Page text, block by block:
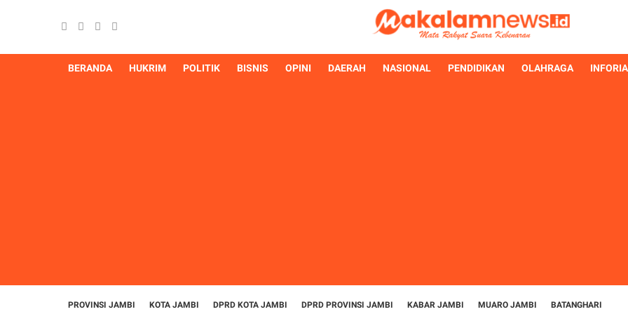
BERANDA HUKRIM POLITIK BISNIS OPINI DAERAH NASIONAL PENDIDIKAN OLAHRAGA
PROVINSI JAMBI KOTA JAMBI DPRD KOTA JAMBI DPRD PROVINSI JAMBI KABAR JAMBI MUARO JAMBI BATANGHARI